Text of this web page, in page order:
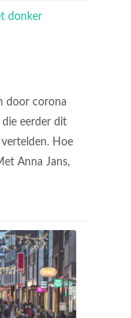
door corona
eerder dit
Hoe
Anna Jans,